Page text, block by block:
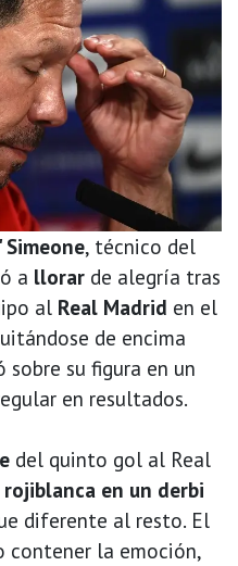
Simeone, técnico del
a llorar de alegría tras
al Real Madrid en el
de encima
su figura en un
en resultados.
del quinto gol al Real
en un derbi
diferente al resto. El
contener la emoción,